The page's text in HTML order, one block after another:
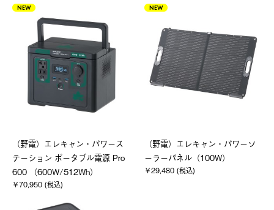
NEW
（野電）エレキャン・パワース
テーション ポータブル電源 Pro
600 （600W/512Wh）
￥70,950 (税込)
NEW
（野電）エレキャン・パワーソ
ーラーパネル（100W）
￥29,480 (税込)